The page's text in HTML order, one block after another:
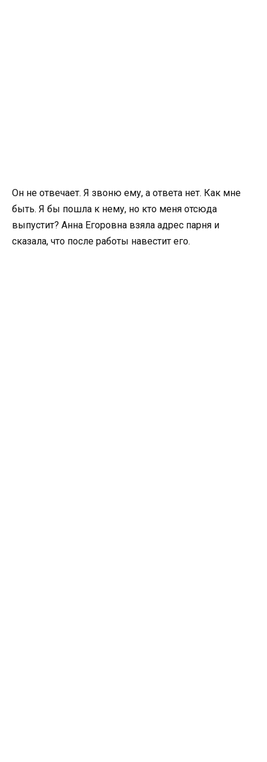
Он не отвечает. Я звоню ему, а ответа нет. Как мне
быть. Я бы пошла к нему, но кто меня отсюда
выпустит? Анна Егоровна взяла адрес парня и
сказала, что после работы навестит его.